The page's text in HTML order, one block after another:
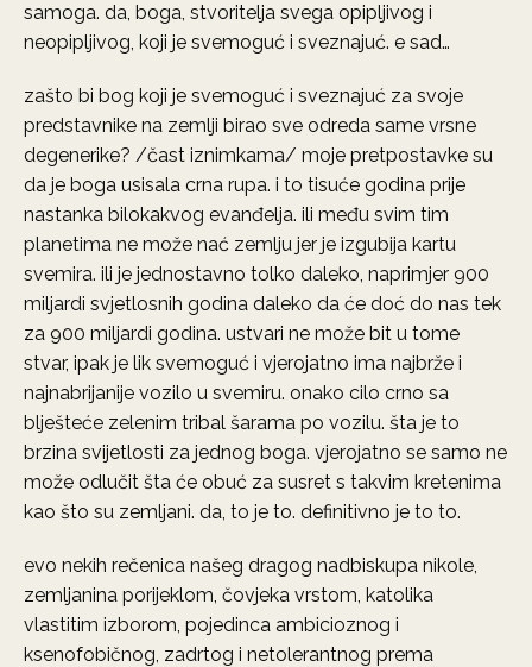
samoga. da, boga, stvoritelja svega opipljivog i
neopipljivog, koji je svemoguć i sveznajuć. e sad…
zašto bi bog koji je svemoguć i sveznajuć za svoje
predstavnike na zemlji birao sve odreda same vrsne
degenerike? /čast iznimkama/ moje pretpostavke su
da je boga usisala crna rupa. i to tisuće godina prije
nastanka bilokakvog evanđelja. ili među svim tim
planetima ne može nać zemlju jer je izgubija kartu
svemira. ili je jednostavno tolko daleko, naprimjer 900
miljardi svjetlosnih godina daleko da će doć do nas tek
za 900 miljardi godina. ustvari ne može bit u tome
stvar, ipak je lik svemoguć i vjerojatno ima najbrže i
najnabrijanije vozilo u svemiru. onako cilo crno sa
blješteće zelenim tribal šarama po vozilu. šta je to
brzina svijetlosti za jednog boga. vjerojatno se samo ne
može odlučit šta će obuć za susret s takvim kretenima
kao što su zemljani. da, to je to. definitivno je to to.
evo nekih rečenica našeg dragog nadbiskupa nikole,
zemljanina porijeklom, čovjeka vrstom, katolika
vlastitim izborom, pojedinca ambicioznog i
ksenofobičnog, zadrtog i netolerantnog prema